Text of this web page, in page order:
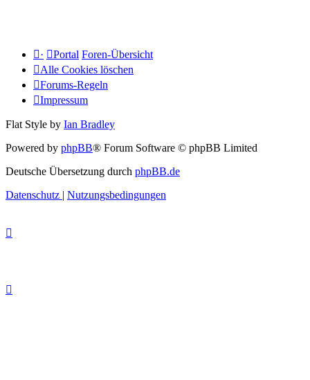
· Portal Foren-Übersicht
Alle Cookies löschen
Forums-Regeln
Impressum
Flat Style by Ian Bradley
Powered by phpBB® Forum Software © phpBB Limited
Deutsche Übersetzung durch phpBB.de
Datenschutz | Nutzungsbedingungen